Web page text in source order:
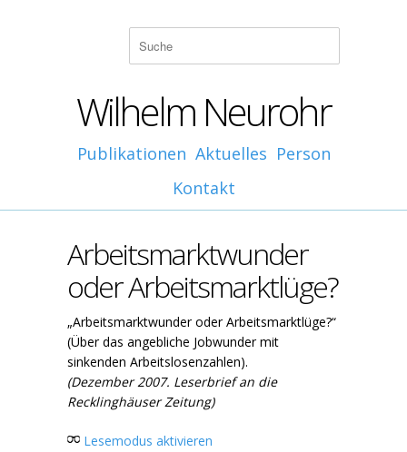
Wilhelm Neurohr
Publikationen Aktuelles Person
Kontakt
Arbeitsmarktwunder
oder Arbeitsmarktlüge?
„Arbeitsmarktwunder oder Arbeitsmarktlüge?“
(Über das angebliche Jobwunder mit
sinkenden Arbeitslosenzahlen).
(Dezember 2007. Leserbrief an die
Recklinghäuser Zeitung)
Lesemodus aktivieren